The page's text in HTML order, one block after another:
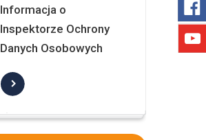
Informacja o
Inspektorze Ochrony
Danych Osobowych